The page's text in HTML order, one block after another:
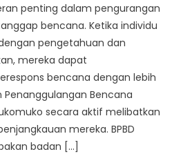
penting dalam pengurangan
bencana. Ketika individu
pengetahuan dan
mereka dapat
bencana dengan lebih
Penanggulangan Bencana
secara aktif melibatkan
mereka. BPBD
badan […]